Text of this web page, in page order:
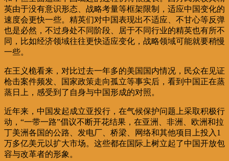
英由于没有意识形态、战略考量等框架限制，适应中国变化的
速度会更快一些。精英们对中国表现出不适应、不甘心等反弹
也是必然，不过身处不同阶段、居于不同行业的精英也有所不
同，比如经济领域往往更快适应变化，战略领域可能就要稍慢
一些。
在王义桅看来，对比过去一年多的美国国内情况，民众在见证
枪击案件频发、国家政策走向孤立等事实后，看到中国正在蒸
蒸日上，感受到了自身与中国形成的对照。
近年来，中国发起成立亚投行，在气候保护问题上采取积极行
动，“一带一路”倡议不断开花结果，在亚洲、非洲、欧洲和拉
丁美洲各国的公路、发电厂、桥梁、网络和其他项目上投入1
万多亿美元以扩大市场。这些都在国际上树立起了中国开放包
容与改革者的形象。